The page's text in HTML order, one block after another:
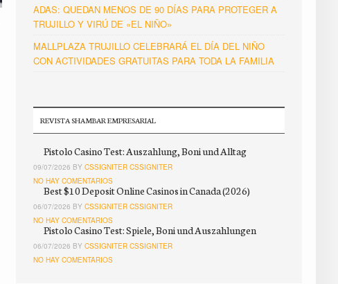
ADAS: QUEDAN MENOS DE 90 DÍAS PARA PROTEGER A
TRUJILLO Y VIRÚ DE «EL NIÑO»
MALLPLAZA TRUJILLO CELEBRARÁ EL DÍA DEL NIÑO
CON ACTIVIDADES GRATUITAS PARA TODA LA FAMILIA
REVISTA SHAMBAR EMPRESARIAL
Pistolo Casino Test: Auszahlung, Boni und Alltag
09/07/2026 BY CSSIGNITER CSSIGNITER
NO HAY COMENTARIOS
Best $10 Deposit Online Casinos in Canada (2026)
06/07/2026 BY CSSIGNITER CSSIGNITER
NO HAY COMENTARIOS
Pistolo Casino Test: Spiele, Boni und Auszahlungen
06/07/2026 BY CSSIGNITER CSSIGNITER
NO HAY COMENTARIOS